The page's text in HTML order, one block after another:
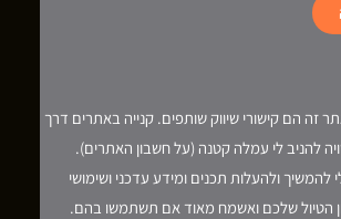
זה הם קישורי שיווק שותפים. קנייה באתרים דרך
להניב לי עמלה קטנה (על חשבון האתרים).
ולהעלות תכנים ומידע עדכני ושימושי
הטיול שלכם ואשמח מאוד אם תשתמשו בהם.